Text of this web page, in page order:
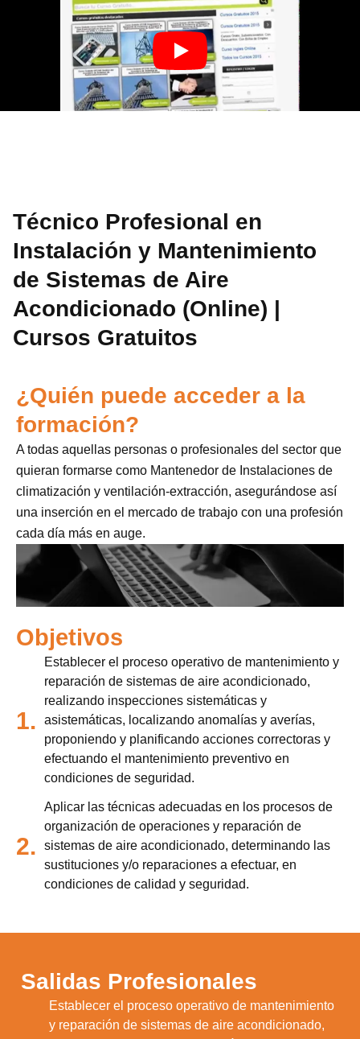
Técnico Profesional en
Instalación y Mantenimiento
de Sistemas de Aire
Acondicionado (Online) |
Cursos Gratuitos
¿Quién puede acceder a la
formación?
A todas aquellas personas o profesionales del sector que
quieran formarse como Mantenedor de Instalaciones de
climatización y ventilación-extracción, asegurándose así
una inserción en el mercado de trabajo con una profesión
cada día más en auge.
Objetivos
1.
Establecer el proceso operativo de mantenimiento y
reparación de sistemas de aire acondicionado,
realizando inspecciones sistemáticas y
asistemáticas, localizando anomalías y averías,
proponiendo y planificando acciones correctoras y
efectuando el mantenimiento preventivo en
condiciones de seguridad.
2.
Aplicar las técnicas adecuadas en los procesos de
organización de operaciones y reparación de
sistemas de aire acondicionado, determinando las
sustituciones y/o reparaciones a efectuar, en
condiciones de calidad y seguridad.
Salidas Profesionales
Establecer el proceso operativo de mantenimiento
y reparación de sistemas de aire acondicionado,